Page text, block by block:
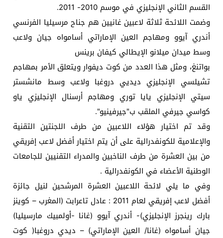
القسم الثاني الإنجليزي في موسم 2010- 2011.
وضمت اللائحة ثلاثة لاعبين غانيين هم جناح مرسيليا الفرنسي
أندري آيوو ومهاجم العين الإماراتي أسامواه جيان ولاعب
وسط ميدان ميلانو الإيطالي كيفان برينس
بواتنغ، ومثل هذا العدد من كوت ديفوار ويتعلق الأمر بمهاجم
تشيلسي الإنجليزي ديديي دروغبا ولاعب وسط مانشستر
سيتي الإنجليزي يايا توري ومهاجم أرسنال الإنجليزي ياو
كواسي جيرفي الملقب ب"جيرفينيو".
وقد تم اختيار هؤلاء اللاعبين من طرف اللجنتين التقنية
والإعلامية للكونفدرالية على أن يتم اختيار أفضل لاعب إفريقي
من بين العشرة من طرف الناخبين والمدراء التقنيين للجامعات
الوطنية الأعضاء في الكونفدرالية .
وفي ما يلي لائحة اللاعبين العشرة المرشحين لنيل جائزة
أفضل لاعب إفريقي لعام 2011 : عادل تاعرابت (المغرب – كوينز
بارك رينجرز الإنجليزي)- أندري آيوو (غانا -أولمبيك مارسيليا)
جيان أسامواه (غانا/ العين الإماراتي) – ديدي دروغبا( كوت